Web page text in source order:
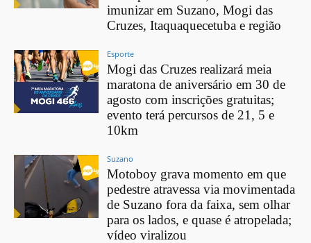
imunizar em Suzano, Mogi das
Cruzes, Itaquaquecetuba e região
Esporte
Mogi das Cruzes realizará meia
maratona de aniversário em 30 de
agosto com inscrições gratuitas;
evento terá percursos de 21, 5 e
10km
Suzano
Motoboy grava momento em que
pedestre atravessa via movimentada
de Suzano fora da faixa, sem olhar
para os lados, e quase é atropelada;
vídeo viralizou